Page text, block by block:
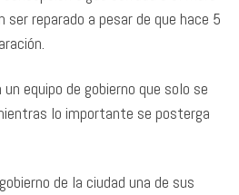
ser reparado a pesar de que hace 5
equipo de gobierno que solo se
lo importante se posterga
de la ciudad una de sus